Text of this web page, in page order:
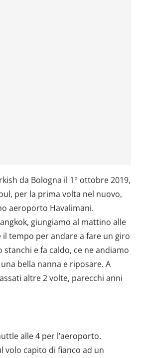
da Bologna il 1° ottobre 2019,
per la prima volta nel nuovo,
aeroporto Havalimani.
giungiamo al mattino alle
il tempo per andare a fare un giro
stanchi e fa caldo, ce ne andiamo
bella nanna e riposare. A
altre 2 volte, parecchi anni
alle 4 per l’aeroporto.
volo capito di fianco ad un